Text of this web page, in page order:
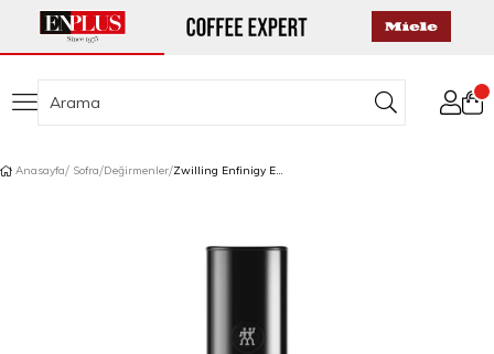
Anasayfa Sofra Değirmenler Zwilling Enfinigy Elektrikli Değirmen Siyah